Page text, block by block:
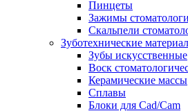
Пинцеты
Зажимы
Скальпели
Зуботехнические
Зубы искусственные
Воск
Керамические массы
Сплавы
Блоки для Cad/Cam